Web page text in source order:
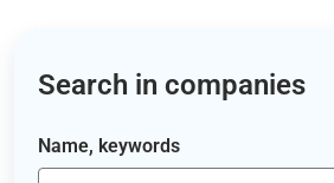
Search in companies
Name, keywords